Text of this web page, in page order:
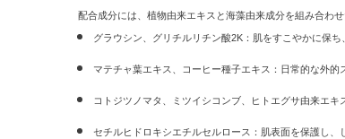
配合成分には、植物由来エキスと海藻由来成分を組み合わせ
グラウシン、グリチルリチン酸2K ：肌をすこやかに保
マテチャ葉エキス、コーヒー種子エキス：日常的な外
コトジツノマタ、ミツイシコンブ、ヒトエグサ由来エキ
セチルヒドロキシエチルセルロース：肌表面を保護し、